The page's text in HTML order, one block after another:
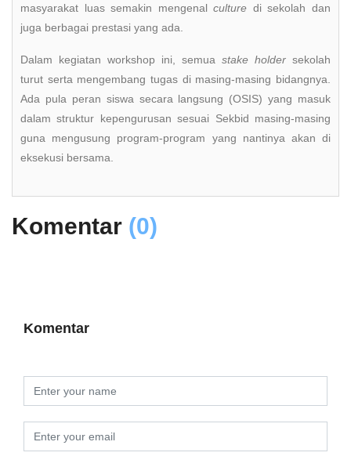
masyarakat luas semakin mengenalculture di sekolah dan
juga berbagai prestasi yang ada.
Dalam kegiatan workshop ini, semua stake holder sekolah
turut serta mengembang tugas di masing-masing bidangnya.
Ada pula peran siswa secara langsung (OSIS) yang masuk
dalam struktur kepengurusan sesuai Sekbid masing-masing
guna mengusung program-program yang nantinya akan di
eksekusi bersama.
Komentar (0)
Komentar